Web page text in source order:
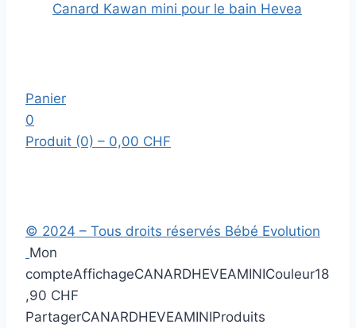
Canard Kawan mini pour le bain Hevea
Panier
0
Produit (0) – 0,00 CHF
© 2024 – Tous droits réservés Bébé Evolution
Mon
compteAffichageCANARDHEVEAMINICouleur18
,90 CHF
PartagerCANARDHEVEAMINIProduits